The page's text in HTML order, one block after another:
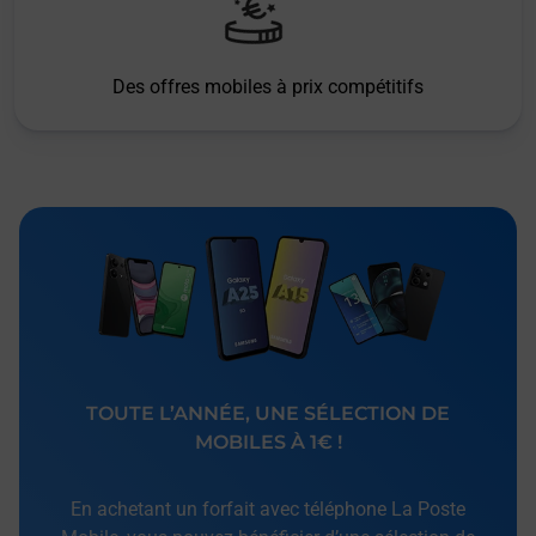
Des offres mobiles à prix compétitifs
TOUTE L’ANNÉE, UNE SÉLECTION DE
MOBILES À 1€ !
En achetant un forfait avec téléphone La Poste